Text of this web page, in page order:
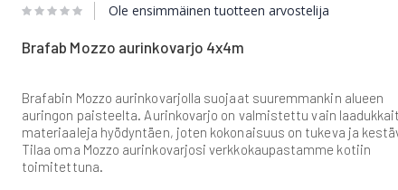
Ole ensimmäinen tuotteen arvostelija
Brafab Mozzo aurinkovarjo 4x4m
Brafabin Mozzo aurinkovarjolla suojaat suuremmankin alueen
auringon paisteelta. Aurinkovarjo on valmistettu vain
materiaaleja hyödyntäen, joten kokonaisuus on tukeva ja
Tilaa oma Mozzo aurinkovarjosi verkkokaupastamme kotiin
toimitettuna.